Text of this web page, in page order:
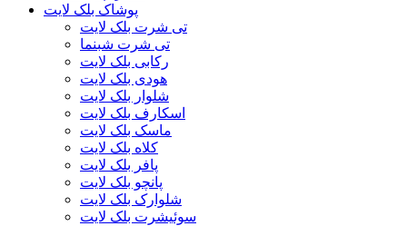
پوشاک بلک لایت
تی شرت بلک لایت
تی شرت شبنما
رکابی بلک لایت
هودی بلک لایت
شلوار بلک لایت
اسکارف بلک لایت
ماسک بلک لایت
کلاه بلک لایت
پافر بلک لایت
پانچو بلک لایت
شلوارک بلک لایت
سوئیشرت بلک لایت